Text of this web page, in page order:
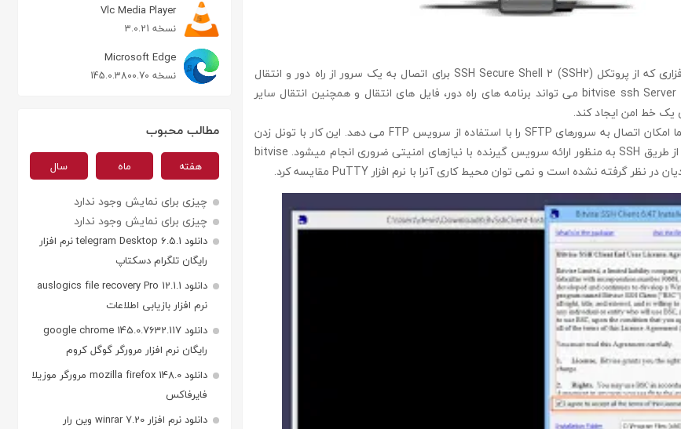
bitvise ssh Server نرم افزاری که از پروتکل SSH Secure Shell 2 (SSH2) برای اتصال به یک سرور از راه دور و انتقال
اطلاعات استفاده می کند. bitvise ssh Server می تواند برنامه های راه دور، فایل های انتقال و همچنین انتقال سایر
bitvise ssh Server به شما امکان اتصال به سرورهای SFTP را با استفاده از سرویس FTP می دهد. این کار با تونل زدن
اتصال شما به سرور SFTP از طریق SSH به منظور ارائه سرویس گیرنده با نیازهای امنیتی ضروری انجام میشود. bitvise
Vlc Media Player
نسخه 3.0.21
Microsoft Edge
نسخه 145.0.3800.70
مطالب محبوب
هفته ماه سال
چیزی برای نمایش وجود ندارد
چیزی برای نمایش وجود ندارد
دانلود telegram Desktop 6.5.1 نرم افزار
رایگان تلگرام دسکتاپ
دانلود auslogics file recovery Pro 12.1.1
نرم افزار بازیابی اطلاعات
دانلود google chrome 145.0.7632.117
رایگان نرم افزار مرورگر گوگل کروم
دانلود mozilla firefox 148.0 مرورگر موزیلا
فایرفاکس
دانلود نرم افزار winrar 7.20 وین رار